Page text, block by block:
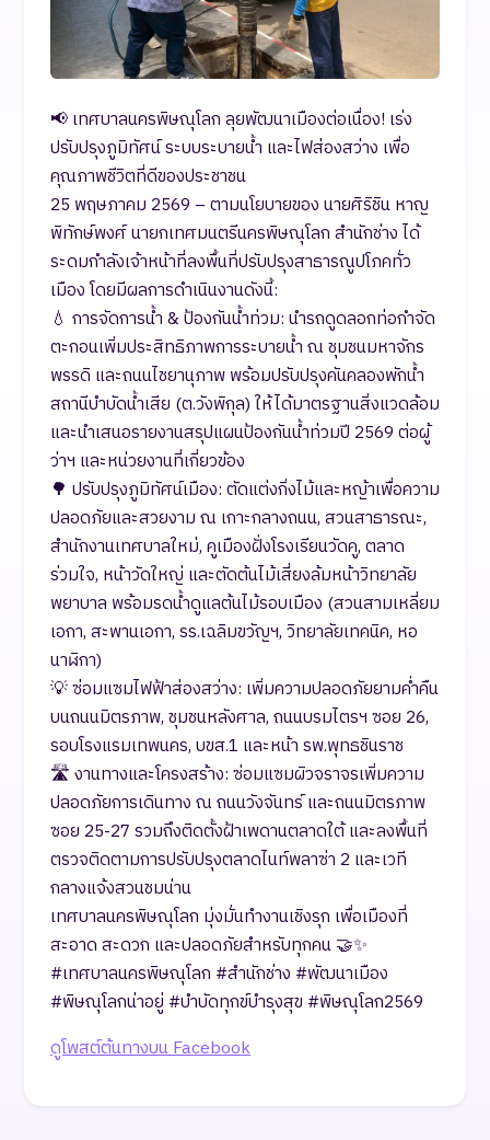
📢 เทศบาลนครพิษณุโลก ลุยพัฒนาเมืองต่อเนื่อง! เร่ง
ปรับปรุงภูมิทัศน์ ระบบระบายน้ำ และไฟส่องสว่าง เพื่อ
คุณภาพชีวิตที่ดีของประชาชน
​25 พฤษภาคม 2569 – ตามนโยบายของ นายศิริชิน หาญ
พิทักษ์พงศ์ นายกเทศมนตรีนครพิษณุโลก สำนักช่าง ได้
ระดมกำลังเจ้าหน้าที่ลงพื้นที่ปรับปรุงสาธารณูปโภคทั่ว
เมือง โดยมีผลการดำเนินงานดังนี้:
​💧 การจัดการน้ำ & ป้องกันน้ำท่วม: นำรถดูดลอกท่อกำจัด
ตะกอนเพิ่มประสิทธิภาพการระบายน้ำ ณ ชุมชนมหาจักร
พรรดิ และถนนไชยานุภาพ พร้อมปรับปรุงคันคลองพักน้ำ
สถานีบำบัดน้ำเสีย (ต.วังพิกุล) ให้ได้มาตรฐานสิ่งแวดล้อม
และนำเสนอรายงานสรุปแผนป้องกันน้ำท่วมปี 2569 ต่อผู้
ว่าฯ และหน่วยงานที่เกี่ยวข้อง
​🌳 ปรับปรุงภูมิทัศน์เมือง: ตัดแต่งกิ่งไม้และหญ้าเพื่อความ
ปลอดภัยและสวยงาม ณ เกาะกลางถนน, สวนสาธารณะ,
สำนักงานเทศบาลใหม่, คูเมืองฝั่งโรงเรียนวัดคู, ตลาด
ร่วมใจ, หน้าวัดใหญ่ และตัดต้นไม้เสี่ยงล้มหน้าวิทยาลัย
พยาบาล พร้อมรดน้ำดูแลต้นไม้รอบเมือง (สวนสามเหลี่ยม
เอกา, สะพานเอกา, รร.เฉลิมขวัญฯ, วิทยาลัยเทคนิค, หอ
นาฬิกา)
​💡 ซ่อมแซมไฟฟ้าส่องสว่าง: เพิ่มความปลอดภัยยามค่ำคืน
บนถนนมิตรภาพ, ชุมชนหลังศาล, ถนนบรมไตรฯ ซอย 26,
รอบโรงแรมเทพนคร, บขส.1 และหน้า รพ.พุทธชินราช
​🛣️ งานทางและโครงสร้าง: ซ่อมแซมผิวจราจรเพิ่มความ
ปลอดภัยการเดินทาง ณ ถนนวังจันทร์ และถนนมิตรภาพ
ซอย 25-27 รวมถึงติดตั้งฝ้าเพดานตลาดใต้ และลงพื้นที่
ตรวจติดตามการปรับปรุงตลาดไนท์พลาซ่า 2 และเวที
กลางแจ้งสวนชมน่าน
​เทศบาลนครพิษณุโลก มุ่งมั่นทำงานเชิงรุก เพื่อเมืองที่
สะอาด สะดวก และปลอดภัยสำหรับทุกคน 🤝✨
​#เทศบาลนครพิษณุโลก #สำนักช่าง #พัฒนาเมือง
#พิษณุโลกน่าอยู่ #บำบัดทุกข์บำรุงสุข #พิษณุโลก2569
ดูโพสต์ต้นทางบน Facebook